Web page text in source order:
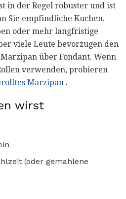
in der Regel robuster und ist
Sie empfindliche Kuchen,
oder mehr langfristige
viele Leute bevorzugen den
über Fondant. Wenn
verwenden, probieren
Marzipan .
wirst
(oder gemahlene